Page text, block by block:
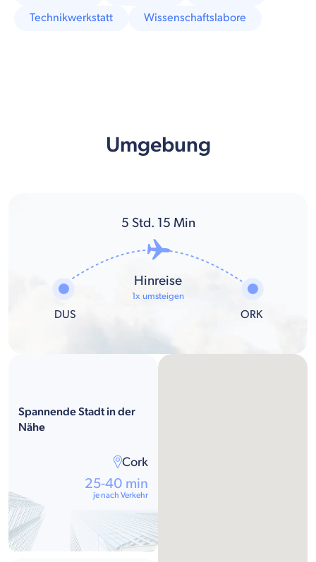
Technikwerkstatt
Wissenschaftslabore
Umgebung
5 Std. 15 Min
DUS
Hinreise
1x umsteigen
ORK
Spannende Stadt in der
Nähe
Cork
25-40 min
je nach Verkehr